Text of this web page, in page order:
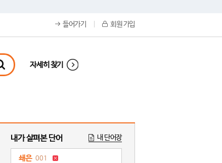
들어가기 회원 가입
자세히 찾기
내가 살펴본 단어 내 단어장
쇄은 001